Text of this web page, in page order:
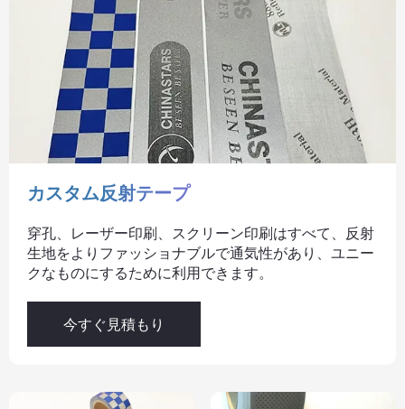
カスタム反射テープ
穿孔、レーザー印刷、スクリーン印刷はすべて、反射
生地をよりファッショナブルで通気性があり、ユニー
クなものにするために利用できます。
今すぐ見積もり